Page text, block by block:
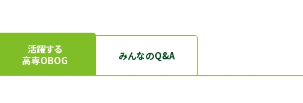
活躍する
高専OBOG
みんなのQ&A